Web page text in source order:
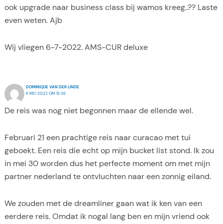
ook upgrade naar business class bij wamos kreeg..?? Laste
even weten. Ajb
Wij vliegen 6-7-2022. AMS-CUR deluxe
DOMINIQUE VAN DER LINDE
6 MEI 2022 OM 15:36
De reis was nog niet begonnen maar de ellende wel.
Februari 21 een prachtige reis naar curacao met tui
geboekt. Een reis die echt op mijn bucket list stond. Ik zou
in mei 30 worden dus het perfecte moment om met mijn
partner nederland te ontvluchten naar een zonnig eiland.
We zouden met de dreamliner gaan wat ik ken van een
eerdere reis. Omdat ik nogal lang ben en mijn vriend ook